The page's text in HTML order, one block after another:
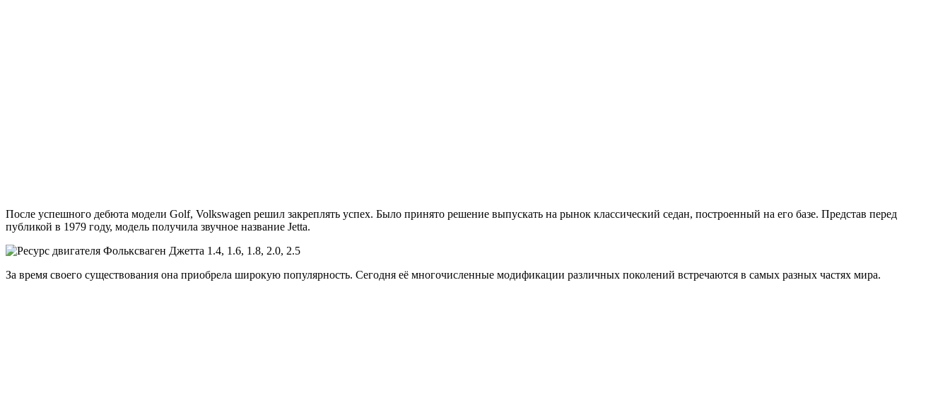
После успешного дебюта модели Golf, Volkswagen решил закреплять успех. Было принято решение выпускать на рынок классический седан, построенный на его базе. Представ перед
публикой в 1979 году, модель получила звучное название Jetta.
За время своего существования она приобрела широкую популярность. Сегодня её многочисленные модификации различных поколений встречаются в самых разных частях мира.